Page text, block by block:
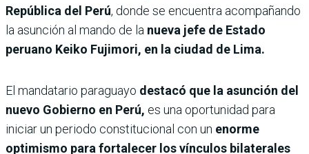
República del Perú, donde se encuentra acompañando
la asunción al mando de la nueva jefe de Estado
peruano Keiko Fujimori, en la ciudad de Lima.
El mandatario paraguayo destacó que la asunción del
nuevo Gobierno en Perú, es una oportunidad para
iniciar un periodo constitucional con un enorme
optimismo para fortalecer los vínculos bilaterales